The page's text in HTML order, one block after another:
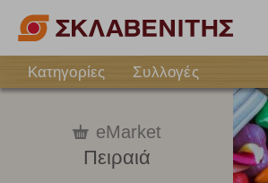
Κατηγορίες
Συλλογές
eMarket
Πειραιά